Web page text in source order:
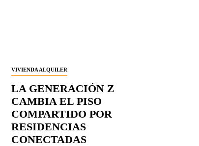
VIVIENDA ALQUILER
LA GENERACIÓN Z
CAMBIA EL PISO
COMPARTIDO POR
RESIDENCIAS
CONECTADAS